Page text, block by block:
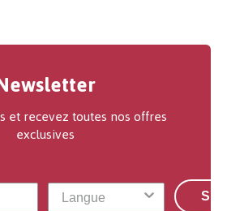
et recevez toutes nos offres
exclusives